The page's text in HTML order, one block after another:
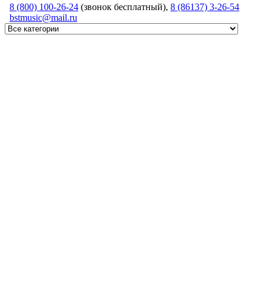
8 (800) 100-26-24 (звонок бесплатный), 8 (86137) 3-26-54
bstmusic@mail.ru